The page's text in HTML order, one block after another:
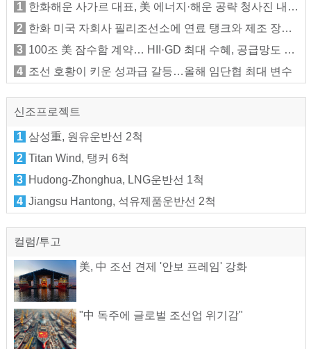
1 한화해운 사가르 대표, 美 에너지·해운 공략 청사진 내놓나
2 한화 미국 자회사 필리조선소에 연료 탱크와 제조 장비 반입 준비, 컨테이너선 건조에 활용
3 100조 美 잠수함 계약… HII·GD 최대 수혜, 공급망도 들썩
4 조선 호황이 키운 성과급 갈등…올해 임단협 최대 변수
신조프로젝트
1 삼성重, 원유운반선 2척
2 Titan Wind, 탱커 6척
3 Hudong-Zhonghua, LNG운반선 1척
4 Jiangsu Hantong, 석유제품운반선 2척
컬럼/투고
美, 中 조선 견제 '안보 프레임' 강화
"中 독주에 글로벌 조선업 위기감"